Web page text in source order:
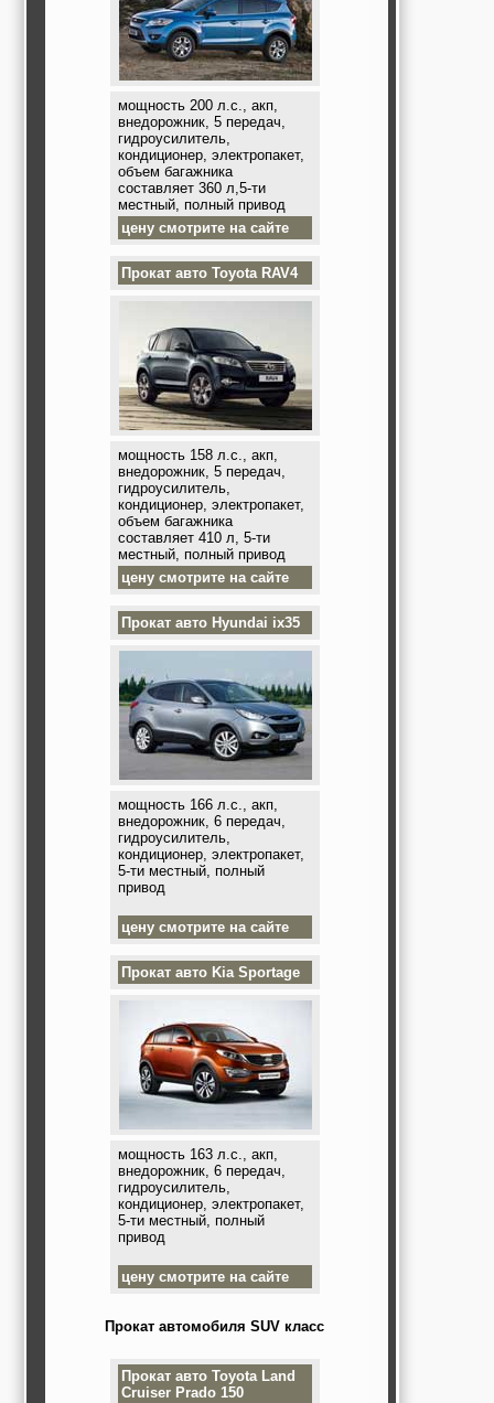
мощность 200 л.с., акп,
внедорожник, 5 передач,
гидроусилитель,
кондиционер, электропакет,
объем багажника
составляет 360 л,5-ти
местный, полный привод
цену смотрите на сайте
Прокат авто Toyota RAV4
мощность 158 л.с., акп,
внедорожник, 5 передач,
гидроусилитель,
кондиционер, электропакет,
объем багажника
составляет 410 л, 5-ти
местный, полный привод
цену смотрите на сайте
Прокат авто Hyundai ix35
мощность 166 л.с., акп,
внедорожник, 6 передач,
гидроусилитель,
кондиционер, электропакет,
5-ти местный, полный
привод
цену смотрите на сайте
Прокат авто Kia Sportage
мощность 163 л.с., акп,
внедорожник, 6 передач,
гидроусилитель,
кондиционер, электропакет,
5-ти местный, полный
привод
цену смотрите на сайте
Прокат автомобиля SUV класс
Прокат авто Toyota Land
Cruiser Prado 150